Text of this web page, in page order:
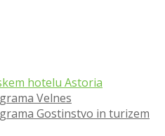
hotelu Astoria
Velnes
Gostinstvo in turizem